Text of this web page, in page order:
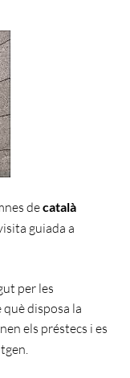
decatalà
guiada a
per les
què disposa la
els préstecs i es